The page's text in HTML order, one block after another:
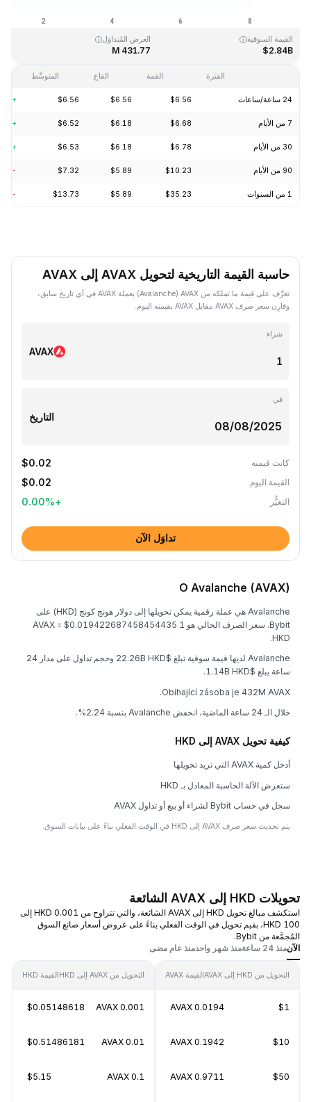
القيمة السوقية
$2.84B
العرض المُتداوَل
431.77 M
الفترة القمة القاع المتوسِّط
24 ساعة/ساعات $6.56
$6.56
$6.56
+2.64%
7 من الأيام $6.68
$6.18
$6.52
+3.03%
30 من الأيام $6.78
$6.18
$6.53
+2.15%
90 من الأيام $10.23
$5.89
$7.32
-0.49%
1 من السنوات $35.23
$5.89
$13.73
-71.78%
حاسبة القيمة التاريخية لتحويل AVAX إلى AVAX
تعرَّف على قيمة ما تملكه من AVAX ‏(Avalanche) بعملة AVAX في أي تاريخ سابق،
وقارِن سعر صرف AVAX مقابل AVAX بقيمته اليوم.
شراء
AVAX
في
التاريخ
كانت قيمته $0.02
القيمة اليوم $0.02
التغيُّر +
0.00%
تداوَل الآن
O Avalanche (AVAX)
Avalanche هي عملة رقمية يمكن تحويلها إلى دولار هونج كونج (HKD) على
Bybit. سعر الصرف الحالي هو 1 AVAX = $0.019422687458454435
HKD.
Avalanche لديها قيمة سوقية تبلغ $22.26B HKD وحجم تداول على مدار 24
ساعة يبلغ $1.14B HKD.
Obíhající zásoba je 432M AVAX.
خلال الـ 24 ساعة الماضية، انخفض Avalanche بنسبة 2.24%.
كيفية تحويل AVAX إلى HKD
أدخل كمية AVAX التي تريد تحويلها
ستعرض الآلة الحاسبة المعادل بـ HKD
سجل في حساب Bybit لشراء أو بيع أو تداول AVAX
يتم تحديث سعر صرف AVAX إلى HKD في الوقت الفعلي بناءً على بيانات السوق.
تحويلات HKD إلى AVAX الشائعة
استكشف مبالغ تحويل HKD إلى AVAX الشائعة، والتي تتراوح من 0.001 HKD إلى
100 HKD، بقيم تحويل في الوقت الفعلي بناءً على عروض أسعار صانع السوق
المُجمَّعة من Bybit.
الآنمنذ 24 ساعة منذ شهر واحدمنذ عام مضى
التحويل من HKD إلى AVAX القيمة AVAX
$1
0.0194 AVAX
$10
0.1942 AVAX
$50
0.9711 AVAX
التحويل من AVAX إلى HKD القيمة HKD
0.001 AVAX
$0.05148618
0.01 AVAX
$0.51486181
0.1 AVAX
$5.15